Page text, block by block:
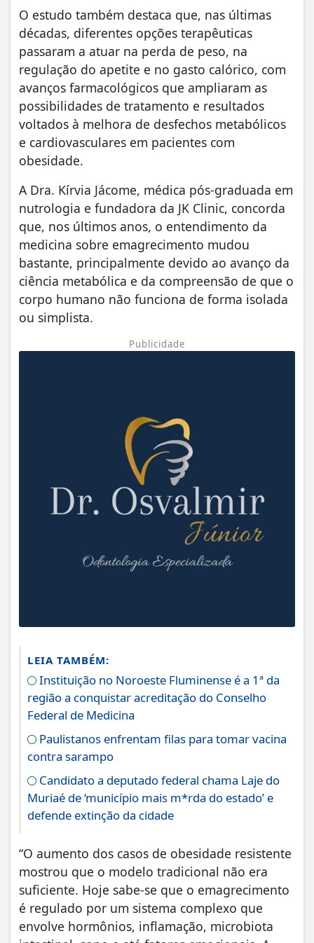
O estudo também destaca que, nas últimas
décadas, diferentes opções terapêuticas
passaram a atuar na perda de peso, na
regulação do apetite e no gasto calórico, com
avanços farmacológicos que ampliaram as
possibilidades de tratamento e resultados
voltados à melhora de desfechos metabólicos
e cardiovasculares em pacientes com
obesidade.
A Dra. Kírvia Jácome, médica pós-graduada em
nutrologia e fundadora da JK Clinic, concorda
que, nos últimos anos, o entendimento da
medicina sobre emagrecimento mudou
bastante, principalmente devido ao avanço da
ciência metabólica e da compreensão de que o
corpo humano não funciona de forma isolada
ou simplista.
Publicidade
LEIA TAMBÉM:
Instituição no Noroeste Fluminense é a 1ª da
região a conquistar acreditação do Conselho
Federal de Medicina
Paulistanos enfrentam filas para tomar vacina
contra sarampo
Candidato a deputado federal chama Laje do
Muriaé de ‘município mais m*rda do estado’ e
defende extinção da cidade
“O aumento dos casos de obesidade resistente
mostrou que o modelo tradicional não era
suficiente. Hoje sabe-se que o emagrecimento
é regulado por um sistema complexo que
envolve hormônios, inflamação, microbiota